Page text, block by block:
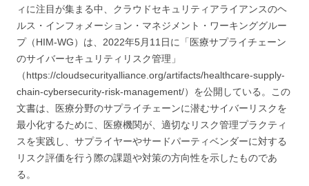
ィに注目が集まる中、クラウドセキュリティアライアンスのヘ
ルス・インフォメーション・マネジメント・ワーキンググルー
プ（HIM-WG）は、2022年5月11日に「医療サプライチェーン
のサイバーセキュリティリスク管理」
（https://cloudsecurityalliance.org/artifacts/healthcare-supply-
chain-cybersecurity-risk-management/）を公開している。この
文書は、医療分野のサプライチェーンに潜むサイバーリスクを
最小化するために、医療機関が、適切なリスク管理プラクティ
スを実践し、サプライヤーやサードパーティベンダーに対する
リスク評価を行う際の課題や対策の方向性を示したものであ
る。